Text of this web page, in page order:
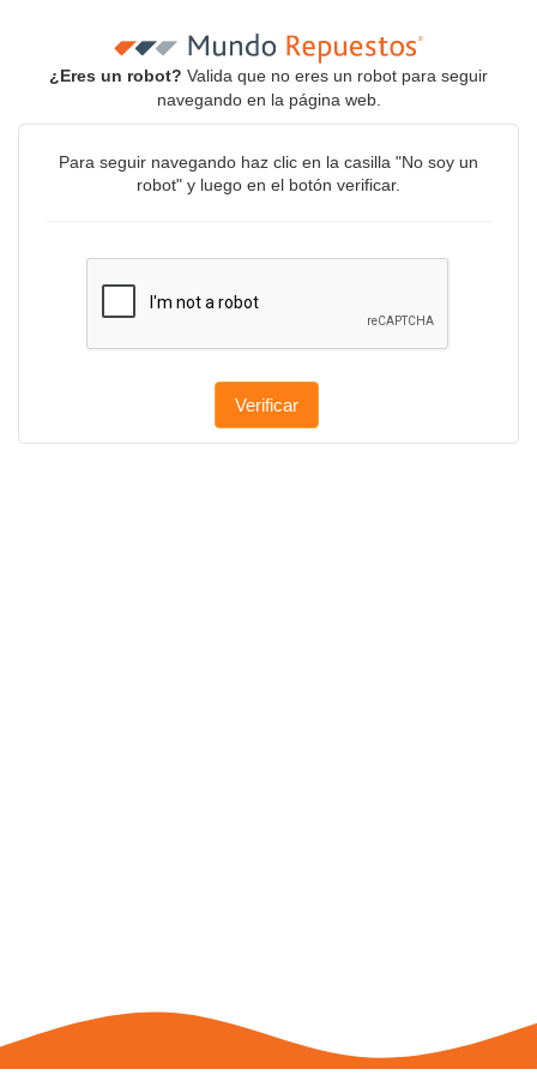
¿Eres un robot? Valida que no eres un robot para seguir
navegando en la página web.
Para seguir navegando haz clic en la casilla "No soy un
robot" y luego en el botón verificar.
Verificar